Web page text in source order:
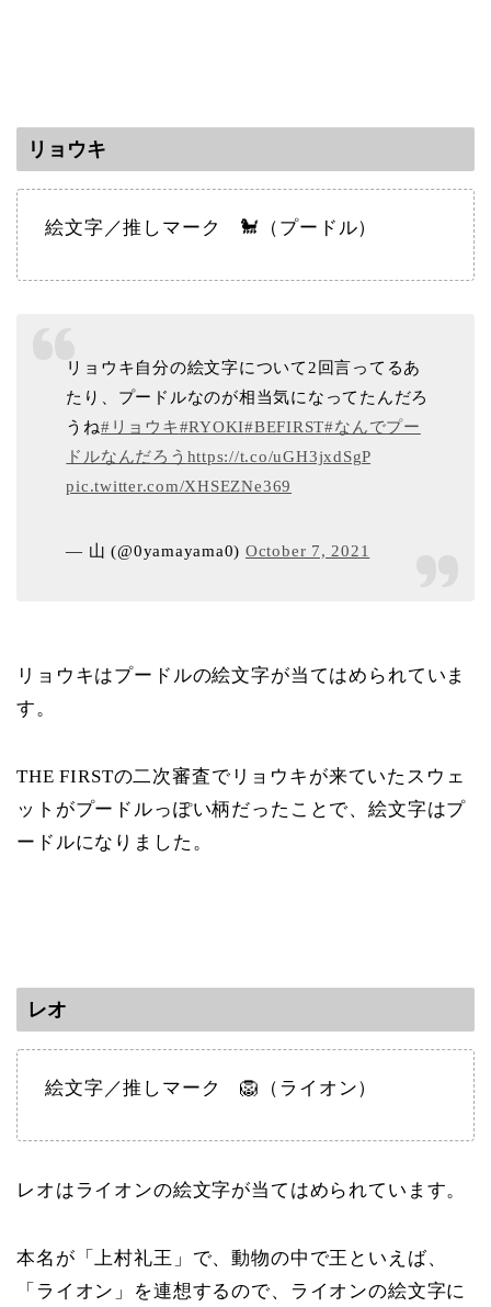
リョウキ
絵文字／推しマーク 🐩（プードル）
リョウキ自分の絵文字について2回言ってるあ
たり、プードルなのが相当気になってたんだろ
うね#リョウキ#RYOKI#BEFIRST#なんでプー
ドルなんだろう https://t.co/uGH3jxdSgP
pic.twitter.com/XHSEZNe369
— 山 (@0yamayama0) October 7, 2021
リョウキはプードルの絵文字が当てはめられていま
す。
THE FIRSTの二次審査でリョウキが来ていたスウェ
ットがプードルっぽい柄だったことで、絵文字はプ
ードルになりました。
レオ
絵文字／推しマーク 🦁（ライオン）
レオはライオンの絵文字が当てはめられています。
本名が「上村礼王」で、動物の中で王といえば、
「ライオン」を連想するので、ライオンの絵文字に